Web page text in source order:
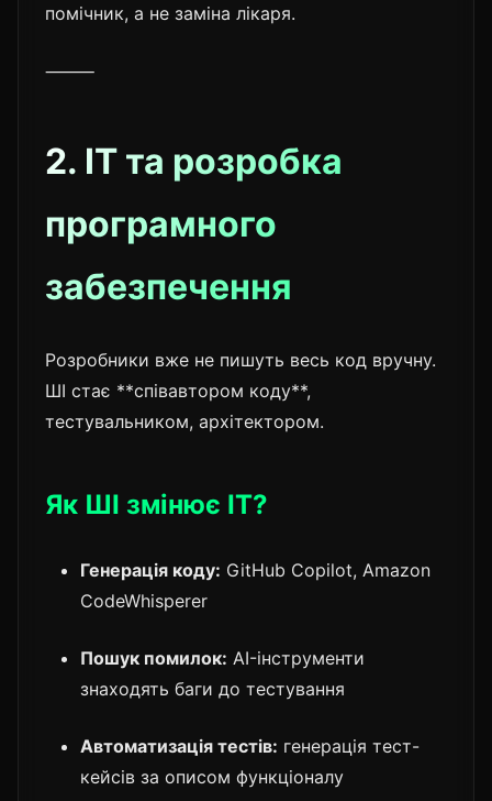
помічник, а не заміна лікаря.
⸻
2. IT та розробка
програмного
забезпечення
Розробники вже не пишуть весь код вручну.
ШІ стає **співавтором коду**,
тестувальником, архітектором.
Як ШІ змінює IT?
Генерація коду: GitHub Copilot, Amazon
CodeWhisperer
Пошук помилок: AI-інструменти
знаходять баги до тестування
Автоматизація тестів: генерація тест-
кейсів за описом функціоналу